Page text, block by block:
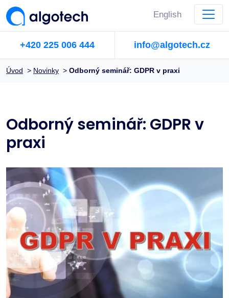
English
+420 225 006 444 info@algotech.cz
Úvod > Novinky > Odborný seminář: GDPR v praxi
Odborný seminář: GDPR v
praxi